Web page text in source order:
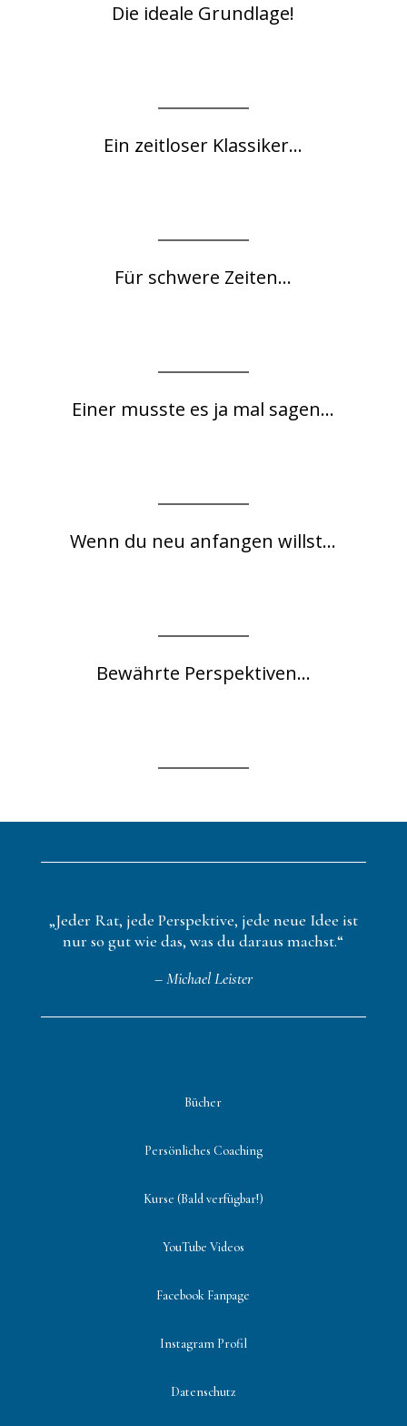
Die ideale Grundlage!
Ein zeitloser Klassiker...
Für schwere Zeiten...
Einer musste es ja mal sagen...
Wenn du neu anfangen willst...
Bewährte Perspektiven...
„Jeder Rat, jede Perspektive, jede neue Idee ist
nur so gut wie das, was du daraus machst.“
– Michael Leister
Bücher
Persönliches Coaching
Kurse (Bald verfügbar!)
YouTube Videos
Facebook Fanpage
Instagram Profil
Datenschutz